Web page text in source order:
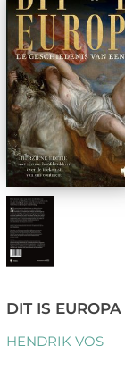
DIT IS EUROPA
HENDRIK VOS